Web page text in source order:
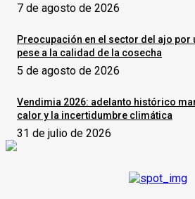
7 de agosto de 2026
Preocupación en el sector del ajo por
pese a la calidad de la cosecha
5 de agosto de 2026
Vendimia 2026: adelanto histórico
calor y la incertidumbre climática
31 de julio de 2026